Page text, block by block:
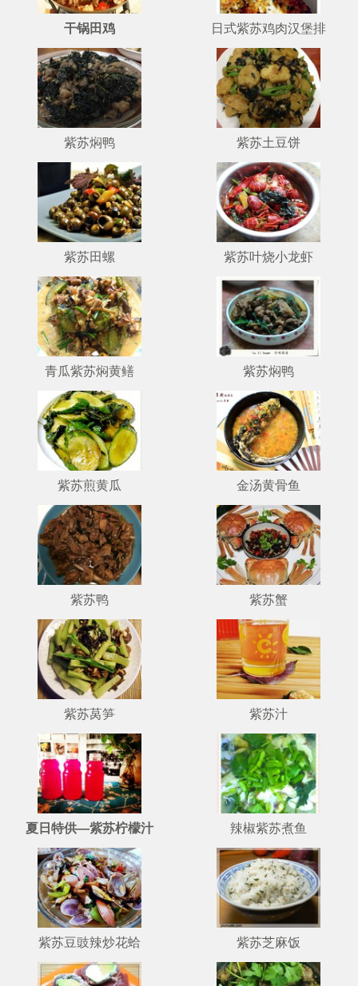
干锅田鸡 日式紫苏鸡肉汉堡排
紫苏焖鸭 紫苏土豆饼
紫苏田螺 紫苏叶烧小龙虾
青瓜紫苏焖黄鳝 紫苏焖鸭
紫苏煎黄瓜 金汤黄骨鱼
紫苏鸭 紫苏蟹
紫苏莴笋 紫苏汁
夏日特供—紫苏柠檬汁 辣椒紫苏煮鱼
紫苏豆豉辣炒花蛤 紫苏芝麻饭